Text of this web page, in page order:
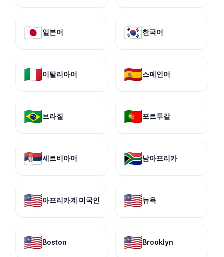
🇯🇵일본어 🇰🇷한국어
🇮🇹이탈리아어 🇪🇸스페인어
🇧🇷브라질 🇵🇹포르투갈
🇷🇸세르비아어 🇿🇦남아프리카
🇺🇸아프리카계 미국인 🇺🇸뉴욕
🇺🇸Boston 🇺🇸Brooklyn